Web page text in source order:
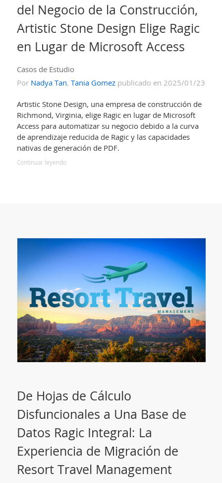
del Negocio de la Construcción,
Artistic Stone Design Elige Ragic
en Lugar de Microsoft Access
Casos de Estudio
Por Nadya Tan, Tania Gomezpublicado en 2025/01/23
Artistic Stone Design, una empresa de construcción de
Richmond, Virginia, elige Ragic en lugar de Microsoft
Access para automatizar su negocio debido a la curva
de aprendizaje reducida de Ragic y las capacidades
nativas de generación de PDF.
Continuar leyendo
De Hojas de Cálculo
Disfuncionales a Una Base de
Datos Ragic Integral: La
Experiencia de Migración de
Resort Travel Management